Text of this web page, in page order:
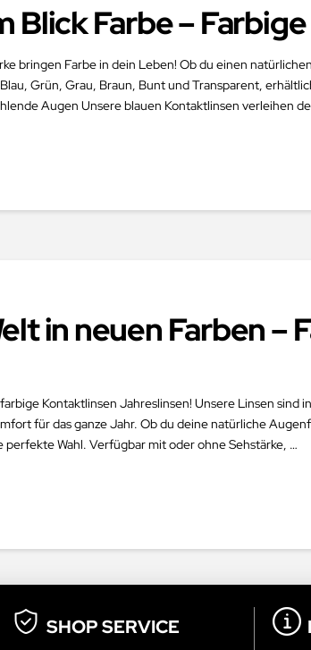
Blick Farbe –
bringen Farbe in dein Leben! Ob du einen
Grün, Grau, Braun, Bunt und Transparent,
Augen Unsere blauen Kontaktlinsen verleihen
in neuen Farben –
Kontaktlinsen Jahreslinsen! Unsere Linsen sind
für das ganze Jahr. Ob du deine natürliche
Wahl. Verfügbar mit oder ohne Sehstärke, …
SHOP SERVICE